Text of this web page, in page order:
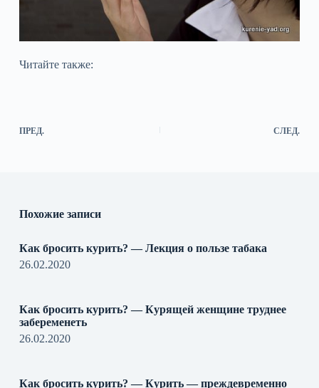
Читайте также:
ПРЕД. СЛЕД.
Похожие записи
Как бросить курить? — Лекция о пользе табака
26.02.2020
Как бросить курить? — Курящей женщине труднее
забеременеть
26.02.2020
Как бросить курить? — Курить — преждевременно